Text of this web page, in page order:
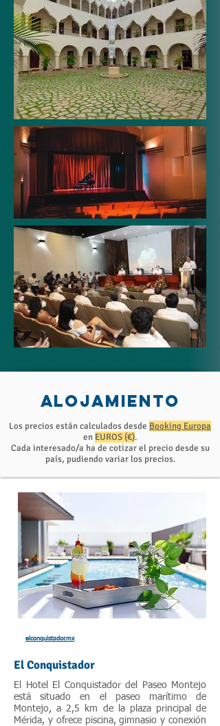
ALOJAMIENTO
Los precios están calculados desde Booking Europa
en EUROS (€).
Cada interesado/a ha de cotizar el precio desde su
país, pudiendo variar los precios.
elconquistador.mx
El Conquistador
El Hotel El Conquistador del Paseo Montejo
está situado en el paseo marítimo de
Montejo, a 2,5 km de la plaza principal de
Mérida, y ofrece piscina, gimnasio y conexión